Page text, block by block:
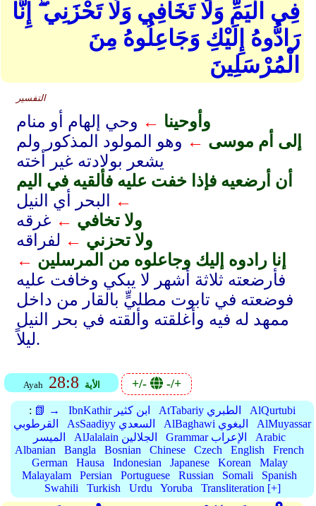
فِي الْيَمِّ وَلَا تَخَافِي وَلَا تَحْزَنِي ۖ إِنَّا
رَادُّوهُ إِلَيْكِ وَجَاعِلُوهُ مِنَ
الْمُرْسَلِينَ
التفسير
وأوحينا ← وحي إلهام أو منام
إلى أم موسى ← وهو المولود المذكور ولم
يشعر بولادته غير أخته
أن أرضعيه فإذا خفت عليه فألقيه في اليم
←
البحر أي النيل
ولا تخافي ← غرقه
ولا تحزني ← لفراقه
إنا رادوه إليك وجاعلوه من المرسلين ←
فأرضعته ثلاثة أشهر لا يبكي وخافت عليه
فوضعته في تابوت مطليٍّ بالقار من داخل
ممهد له فيه وأغلقته وألقته في بحر النيل
ليلاً.
Ayah 28:8 الأية +/- -/+
: 📗 → IbnKathir ابن كثير AtTabariy الطبري
AlQurtubi
القرطوبي
AsSaadiyy السعدي AlBaghawi البغوي
AlMuyassar
الميسر
AlJalalain الجلالين Grammar الإعراب
Arabic
Albanian
Bangla Bosnian Chinese Czech English
French
German
Hausa Indonesian Japanese Korean
Malay
Malayalam
Persian Portuguese Russian Somali
Spanish
Swahili
Turkish Urdu Yoruba Transliteration [+]